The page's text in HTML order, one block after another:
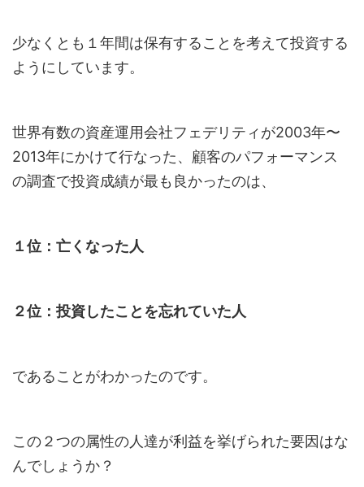
少なくとも１年間は保有することを考えて投資する
ようにしています。
世界有数の資産運用会社フェデリティが2003年〜
2013年にかけて行なった、顧客のパフォーマンス
の調査で投資成績が最も良かったのは、
１位：亡くなった人
２位：投資したことを忘れていた人
であることがわかったのです。
この２つの属性の人達が利益を挙げられた要因はな
んでしょうか？